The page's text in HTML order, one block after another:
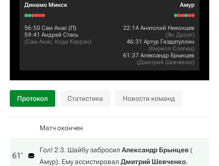
Динамо Минск Амур
56:50 Сам Анас (П)
59:41 Андрей Стась
(Сам Анас, Коди Карран)
22:14 Анатолий Никонцев
(Ян Дрозг)
46:31 Артур Гиздатуллин
(Кирилл Слепец)
61:37 Александр Брынцев
(Дмитрий Шевченко)
Протокол Статистика Новости команд
Матч окончен
61‎’‎
Гол! 2:3. Шайбу забросил Александр Брынцев(
Амур). Ему ассистировал Дмитрий Шевченко.